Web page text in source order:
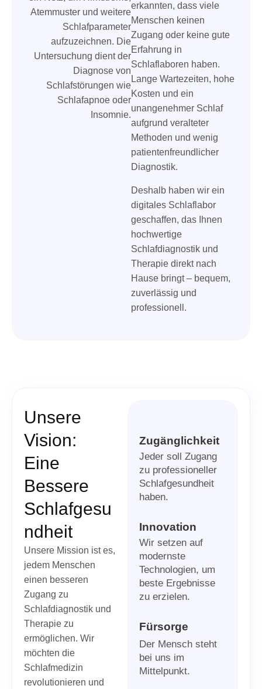
erkannten, dass viele
Menschen keinen
Zugang oder keine gute
Erfahrung in
Schlaflaboren haben.
Lange Wartezeiten, hohe
Kosten und ein
unangenehmer Schlaf
aufgrund veralteter
Methoden und wenig
patientenfreundlicher
Diagnostik.
Deshalb haben wir ein
digitales Schlaflabor
geschaffen, das Ihnen
hochwertige
Schlafdiagnostik und
Therapie direkt nach
Hause bringt – bequem,
zuverlässig und
professionell.
Unsere
Vision:
Eine
Bessere
Schlafgesu
Ndheit
Unsere Mission ist es,
jedem Menschen
einen besseren
Zugang zu
Schlafdiagnostik und
Therapie zu
ermöglichen. Wir
möchten die
Schlafmedizin
revolutionieren und
Zugänglichkeit
Jeder soll Zugang
zu professioneller
Schlafgesundheit
haben.
Innovation
Wir setzen auf
modernste
Technologien, um
beste Ergebnisse
zu erzielen.
Fürsorge
Der Mensch steht
bei uns im
Mittelpunkt.